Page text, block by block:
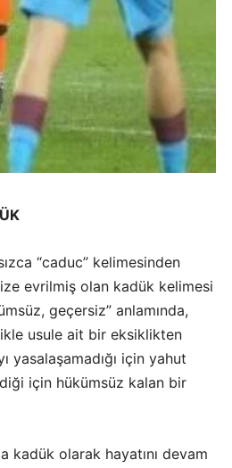
“caduc” kelimesinden
evrilmiş olan kadük kelimesi
geçersiz” anlamında,
usule ait bir eksiklikten
yasalaşamadığı için yahut
için hükümsüz kalan bir
kadük olarak hayatını devam